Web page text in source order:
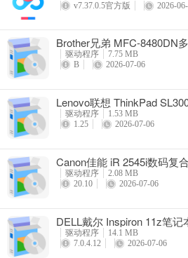
v7.37.0.5官方版
2026-
Brother兄弟 MFC-8480DN
驱动
驱动程序
7.75 MB
B
2026-07-06
Lenovo联想 ThinkPad
笔记本BIOS
驱动程序
1.53 MB
1.25
2026-07-06
Canon佳能 iR 2545i数码复
驱动程序
2.08 MB
20.10
2026-07-06
DELL戴尔 Inspiron 11z笔记
驱动程序
14.1 MB
7.0.4.12
2026-07-06